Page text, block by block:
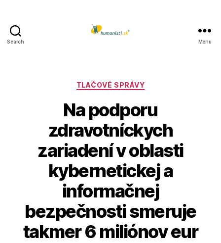
Search Menu
Kategórie
TLAČOVÉ SPRÁVY
Na podporu
zdravotníckych
zariadení v oblasti
kybernetickej a
informačnej
bezpečnosti smeruje
takmer 6 miliónov eur